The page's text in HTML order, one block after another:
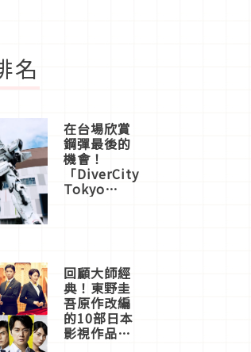
名
在台場欣賞
鋼彈最後的
機會！
「DiverCity
Tokyo
體驗
回顧大師經
典！東野圭
吾原作改編
的10部日本
影視作品推